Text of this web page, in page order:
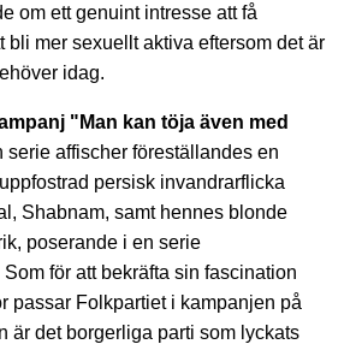
om ett genuint intresse att få
bli mer sexuellt aktiva eftersom det är
idag.
"Man kan töja även med
serie affischer föreställandes en
persisk invandrarflicka
Shabnam, samt hennes blonde
poserande i en serie
för att bekräfta sin fascination
passar Folkpartiet i kampanjen på
är det borgerliga parti som lyckats